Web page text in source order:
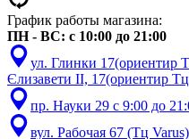
График работы магазина:
ПН - ВС: с 10:00 до 21:00
ул. Глинки 17(ориентир
Єлизавети ІІ, 17(ориентир
пр. Науки 29 с 9:00 до
вул. Рабочая 67 (Тц